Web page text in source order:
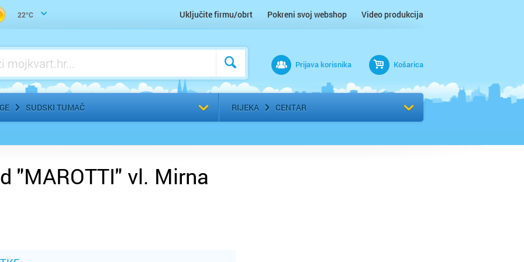
22°C Uključite firmu/obrt Pokreni svoj webshop Video produkcija
Prijava korisnika Košarica
SUDSKI TUMAČ RIJEKA CENTAR
Odaberi grad
"MAROTTI" vl. Mirna